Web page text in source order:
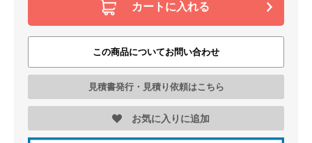
カートに入れる
この商品についてお問い合わせ
見積書発行・見積り依頼はこちら
お気に入りに追加